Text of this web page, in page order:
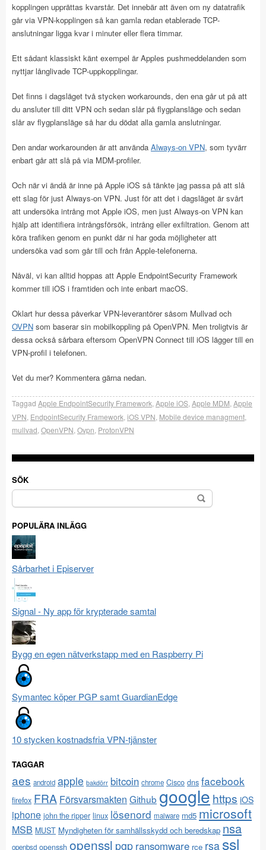
kopplingen upprättas kvarstår. Det innebär att även om ny datatrafik
går via VPN-kopplingen så kan gamla redan etablerade TCP-
anslutningar ligga kvar i minuter eller flera timmar.
Ett sådant klassiskt känt exempel är Apples pushmeddelanden som
nyttjar långlivade TCP-uppkopplingar.
Det finns i dagsläget två stycken workarounds, den ena går ut på att
du ansluter till ditt VPN och sedan slår på flygplansläge och sedan
slår av flygplansläge så har du dödat alla gamla anslutningar.
Den andar workarounden är att använda Always-on VPN, som tyvärr
enbart går att slå på via MDM-profiler.
Och när vi ändå är inne på Apple iOS så tänkte jag passa på att slå
ett slag för just Always-on VPN. Just för att det i dagsläget är svårt
att undersöka intrång mot Apple iOS, men just Always-on VPN kan
hjälp att identifiera intrångsförsök, intrång eller exfiltration. Genom att
köra trafiken genom en punkt där ni har goda möjligheter att
undersöka vad som går till och från Apple-telefonerna.
Nåväl, vi kan alltid hoppas att Apple EndpointSecurity Framework
kommer till iOS i framtiden och inte enbart macOS.
Oklart hur dessa påverkar VPN-leverantörer såsom Mullvad och
OVPN som baserar sin mobilkoppling på OpenVPN. Men troligtvis är
dessa också sårbara eftersom OpenVPN Connect till iOS lägger till en
VPN-profil i telefonen.
Vet du mer? Kommentera gärna nedan.
Taggad Apple EndpointSecurity Framework Apple iOS Apple MDM Apple
VPN EndpointSecurity Framework iOS VPN Mobile device managment
mullvad OpenVPN Ovpn ProtonVPN
SÖK
Sök
efter:
POPULÄRA INLÄGG
Sårbarhet i Episerver
Signal - Ny app för krypterade samtal
Bygg en egen nätverkstapp med en Raspberry Pi
Symantec köper PGP samt GuardianEdge
10 stycken kostnadsfria VPN-tjänster
TAGGAR
aes android apple bakdörr bitcoin chrome Cisco dns facebook
firefox FRA Försvarsmakten Github google https iOS
iphone john the ripper linux lösenord malware md5 microsoft
MSB MUST Myndigheten för samhällsskydd och beredskap nsa
openbsd openssh openssl pgp ransomware rce rsa ssl